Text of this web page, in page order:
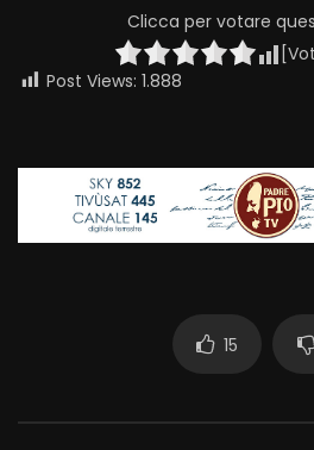
Clicca per votare
Post Views: 1.888
15